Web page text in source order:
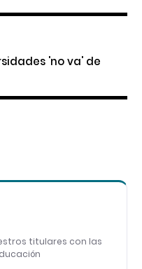
'no va' de
titulares con las